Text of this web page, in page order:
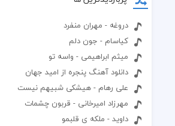
دروغه - مهران منفرد
کیاسام - جون دلم
میثم ابراهیمی - واسه تو
دانلود آهنگ پنجره از امید جهان
علی رهام - هیشکی شبیهم نیست
مهرزاد امیرخانی - قربون چشمات
داوید - ملکه ی قلبمو